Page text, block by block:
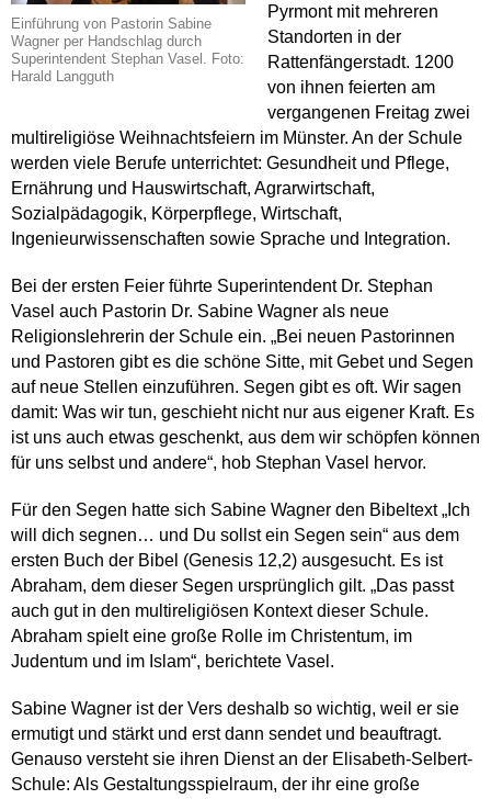
Einführung von Pastorin Sabine
Wagner per Handschlag durch
Superintendent Stephan Vasel. Foto:
Harald Langguth
Pyrmont mit mehreren
Standorten in der
Rattenfängerstadt. 1200
von ihnen feierten am
vergangenen Freitag zwei
multireligiöse Weihnachtsfeiern im Münster. An der Schule
werden viele Berufe unterrichtet: Gesundheit und Pflege,
Ernährung und Hauswirtschaft, Agrarwirtschaft,
Sozialpädagogik, Körperpflege, Wirtschaft,
Ingenieurwissenschaften sowie Sprache und Integration.
Bei der ersten Feier führte Superintendent Dr. Stephan
Vasel auch Pastorin Dr. Sabine Wagner als neue
Religionslehrerin der Schule ein. „Bei neuen Pastorinnen
und Pastoren gibt es die schöne Sitte, mit Gebet und Segen
auf neue Stellen einzuführen. Segen gibt es oft. Wir sagen
damit: Was wir tun, geschieht nicht nur aus eigener Kraft. Es
ist uns auch etwas geschenkt, aus dem wir schöpfen können
für uns selbst und andere“, hob Stephan Vasel hervor.
Für den Segen hatte sich Sabine Wagner den Bibeltext „Ich
will dich segnen… und Du sollst ein Segen sein“ aus dem
ersten Buch der Bibel (Genesis 12,2) ausgesucht. Es ist
Abraham, dem dieser Segen ursprünglich gilt. „Das passt
auch gut in den multireligiösen Kontext dieser Schule.
Abraham spielt eine große Rolle im Christentum, im
Judentum und im Islam“, berichtete Vasel.
Sabine Wagner ist der Vers deshalb so wichtig, weil er sie
ermutigt und stärkt und erst dann sendet und beauftragt.
Genauso versteht sie ihren Dienst an der Elisabeth-Selbert-
Schule: Als Gestaltungsspielraum, der ihr eine große